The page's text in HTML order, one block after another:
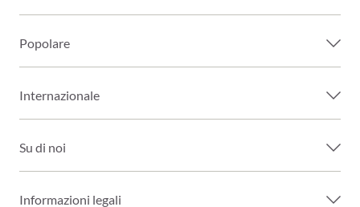
Popolare
Internazionale
Su di noi
Informazioni legali